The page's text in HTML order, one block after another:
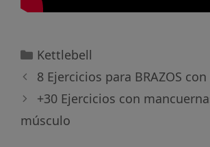
Categorías
Kettlebell
8 Ejercicios para BRAZOS
+30 Ejercicios con
músculo